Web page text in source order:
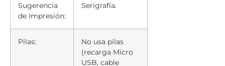
Sugerencia
de Impresión:
Serigrafía.
Pilas:
No usa pilas
(recarga Micro
USB, cable